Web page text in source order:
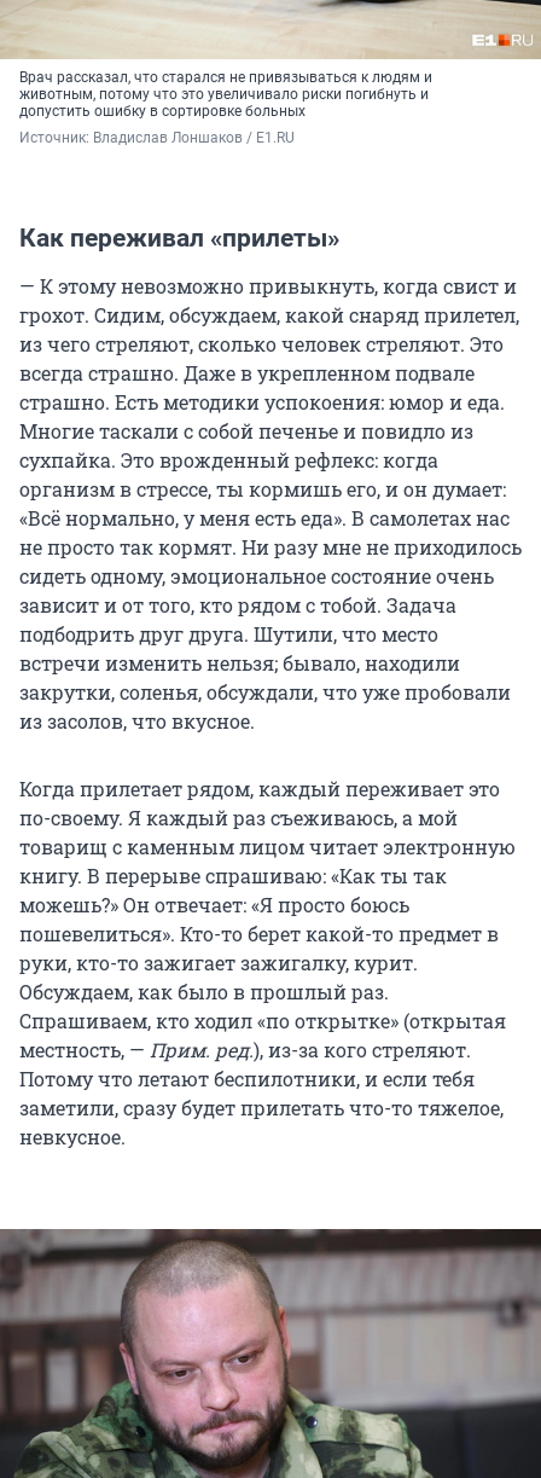
Врач рассказал, что старался не привязываться к людям и
животным, потому что это увеличивало риски погибнуть и
допустить ошибку в сортировке больных
Источник: Владислав Лоншаков / E1.RU
Как переживал «прилеты»
— К этому невозможно привыкнуть, когда свист и
грохот. Сидим, обсуждаем, какой снаряд прилетел,
из чего стреляют, сколько человек стреляют. Это
всегда страшно. Даже в укрепленном подвале
страшно. Есть методики успокоения: юмор и еда.
Многие таскали с собой печенье и повидло из
сухпайка. Это врожденный рефлекс: когда
организм в стрессе, ты кормишь его, и он думает:
«Всё нормально, у меня есть еда». В самолетах нас
не просто так кормят. Ни разу мне не приходилось
сидеть одному, эмоциональное состояние очень
зависит и от того, кто рядом с тобой. Задача
подбодрить друг друга. Шутили, что место
встречи изменить нельзя; бывало, находили
закрутки, соленья, обсуждали, что уже пробовали
из засолов, что вкусное.
Когда прилетает рядом, каждый переживает это
по-своему. Я каждый раз съеживаюсь, а мой
товарищ с каменным лицом читает электронную
книгу. В перерыве спрашиваю: «Как ты так
можешь?» Он отвечает: «Я просто боюсь
пошевелиться». Кто-то берет какой-то предмет в
руки, кто-то зажигает зажигалку, курит.
Обсуждаем, как было в прошлый раз.
Спрашиваем, кто ходил «по открытке» (открытая
местность, — Прим. ред.), из-за кого стреляют.
Потому что летают беспилотники, и если тебя
заметили, сразу будет прилетать что-то тяжелое,
невкусное.